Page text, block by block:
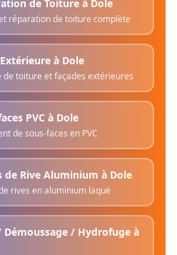
de Toiture à Dole
réparation de toiture complète
à Dole
toiture et façades extérieures
PVC à Dole
de sous-faces en PVC
de Rive Aluminium à Dole
rives en aluminium laqué
/ Hydrofuge à